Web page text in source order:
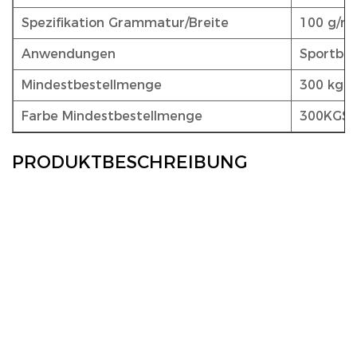
Spezifikation Grammatur/Breite 100 g/
Anwendungen
Mindestbestellmenge 300 kg
Farbe Mindestbestellmenge 300KGS
PRODUKTBESCHREIBUNG